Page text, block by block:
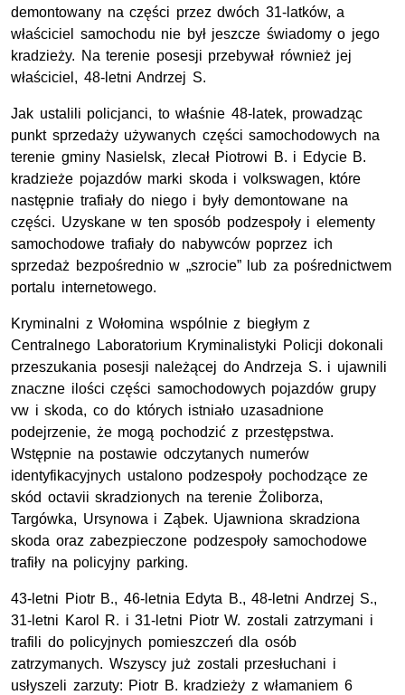
demontowany na części przez dwóch 31-latków, a
właściciel samochodu nie był jeszcze świadomy o jego
kradzieży. Na terenie posesji przebywał również jej
właściciel, 48-letni Andrzej S.
Jak ustalili policjanci, to właśnie 48-latek, prowadząc
punkt sprzedaży używanych części samochodowych na
terenie gminy Nasielsk, zlecał Piotrowi B. i Edycie B.
kradzieże pojazdów marki skoda i volkswagen, które
następnie trafiały do niego i były demontowane na
części. Uzyskane w ten sposób podzespoły i elementy
samochodowe trafiały do nabywców poprzez ich
sprzedaż bezpośrednio w „szrocie” lub za pośrednictwem
portalu internetowego.
Kryminalni z Wołomina wspólnie z biegłym z
Centralnego Laboratorium Kryminalistyki Policji dokonali
przeszukania posesji należącej do Andrzeja S. i ujawnili
znaczne ilości części samochodowych pojazdów grupy
vw i skoda, co do których istniało uzasadnione
podejrzenie, że mogą pochodzić z przestępstwa.
Wstępnie na postawie odczytanych numerów
identyfikacyjnych ustalono podzespoły pochodzące ze
skód octavii skradzionych na terenie Żoliborza,
Targówka, Ursynowa i Ząbek. Ujawniona skradziona
skoda oraz zabezpieczone podzespoły samochodowe
trafiły na policyjny parking.
43-letni Piotr B., 46-letnia Edyta B., 48-letni Andrzej S.,
31-letni Karol R. i 31-letni Piotr W. zostali zatrzymani i
trafili do policyjnych pomieszczeń dla osób
zatrzymanych. Wszyscy już zostali przesłuchani i
usłyszeli zarzuty: Piotr B. kradzieży z włamaniem 6